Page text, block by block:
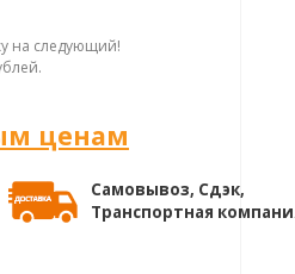
на следующий!
ценам
Самовывоз, Сдэк,
Транспортная